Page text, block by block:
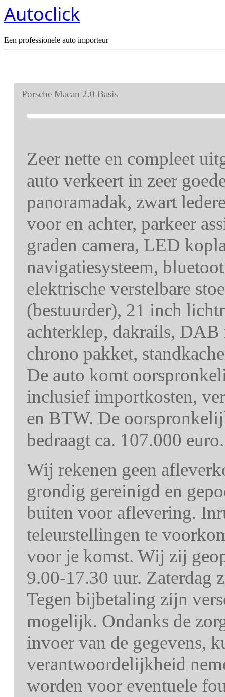
Autoclick
Een professionele auto importeur
Porsche Macan 2.0 Basis
Zeer nette en compleet
auto verkeert in zeer
panoramadak, zwart
voor en achter, parkeer
graden camera, LED
navigatiesysteem,
elektrische verstelbare
(bestuurder), 21 inch
achterklep, dakrails, DAB
chrono pakket,
De auto komt
inclusief importkosten,
en BTW. De
bedraagt ca. 107.000 euro.
Wij rekenen geen
grondig gereinigd en
buiten voor aflevering.
teleurstellingen te
voor je komst. Wij zij
9.00-17.30 uur. Zaterdag
Tegen bijbetaling zijn
mogelijk. Ondanks de
invoer van de gegevens,
verantwoordelijkheid
worden voor eventuele